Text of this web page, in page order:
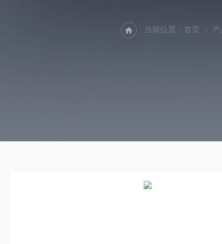
当前位置： 首页